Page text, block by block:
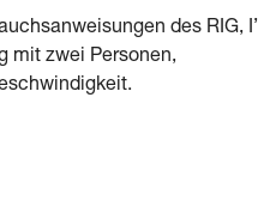
des RIG,
mit zwei Personen,